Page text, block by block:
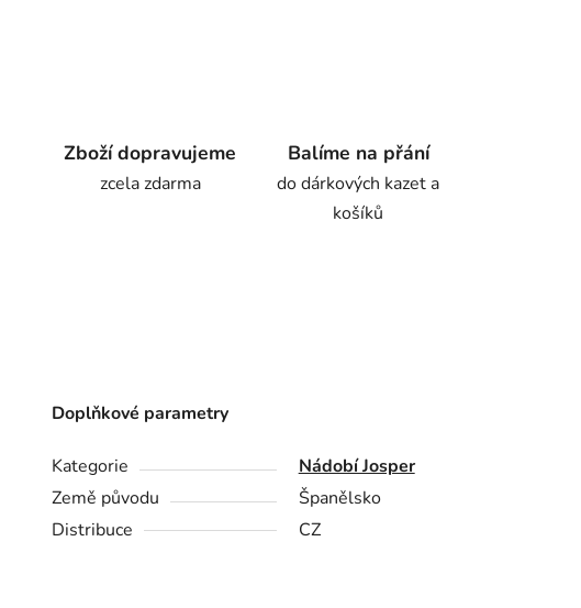
Zboží dopravujeme
zcela zdarma
Balíme na přání
do dárkových kazet a
košíků
Doplňkové parametry
Kategorie
Nádobí Josper
Země původu
Španělsko
Distribuce
CZ